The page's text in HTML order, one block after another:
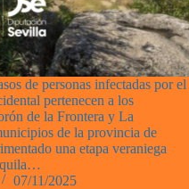
de personas infectadas por el
pertenecen a los
de la Frontera y La
de la provincia de
una etapa veraniega
07/11/2025